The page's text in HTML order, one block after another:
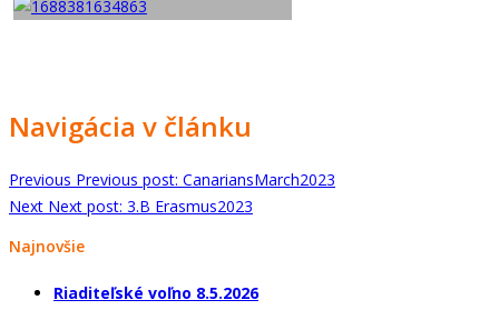
Navigácia v článku
Previous Previous post: CanariansMarch2023
Next Next post: 3.B Erasmus2023
Najnovšie
Riaditeľské voľno 8.5.2026